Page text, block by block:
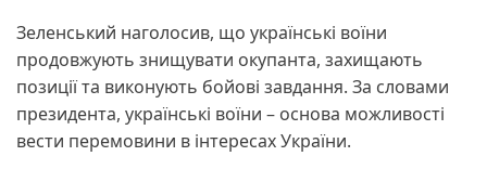
Зеленський наголосив, що українські воїни
продовжують знищувати окупанта, захищають
позиції та виконують бойові завдання. За словами
президента, українські воїни – основа можливості
вести перемовини в інтересах України.